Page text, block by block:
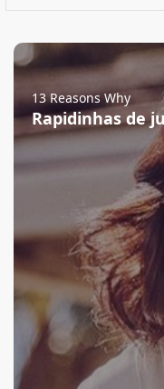
13 Reasons Why
Rapidinhas de